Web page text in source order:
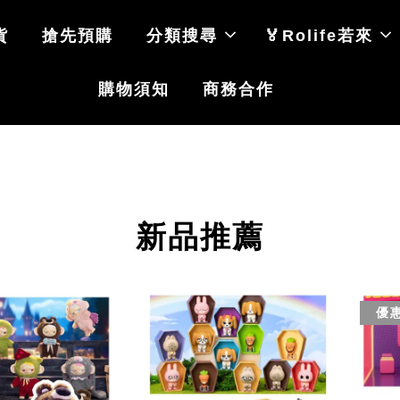
搶先預購 分類搜尋 🏅Rolife若來
購物須知 商務合作
新品推薦
優